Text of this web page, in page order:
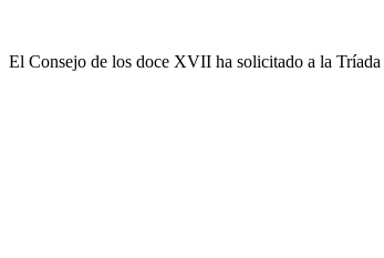
El Consejo de los doce XVII ha solicitado a la